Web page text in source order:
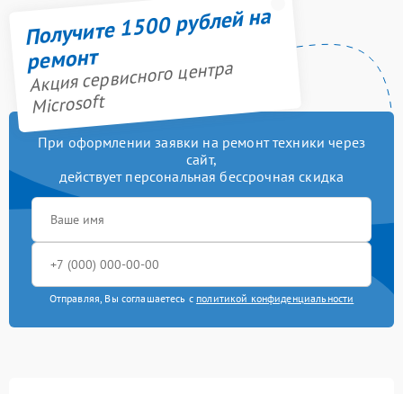
Получите 1500 рублей на
ремонт
Акция сервисного центра
Microsoft
При оформлении заявки на ремонт техники через
сайт,
действует персональная бессрочная скидка
Отправляя, Вы соглашаетесь с политикой конфиденциальности